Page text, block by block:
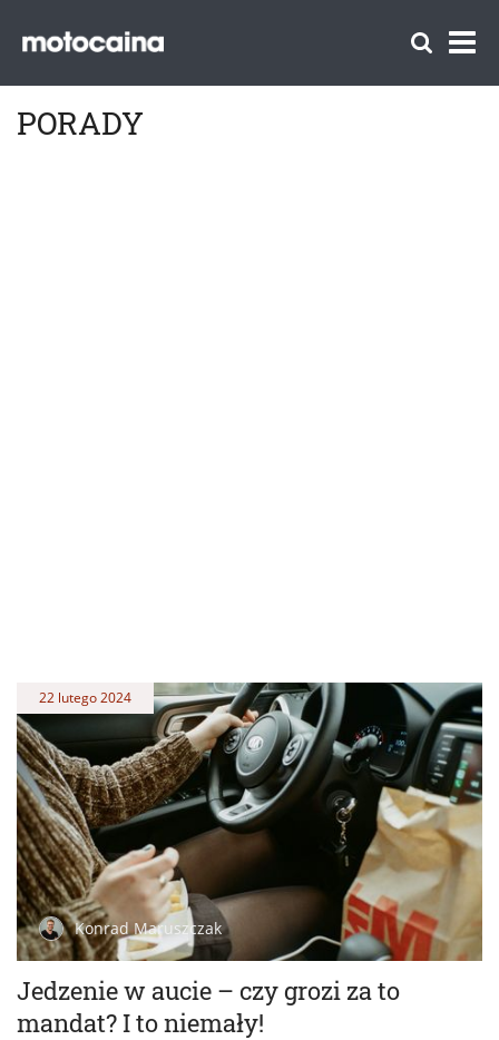
PORADY
Jedzenie w aucie – czy grozi za to
mandat? I to niemały!
22 lutego 2024
Konrad Maruszczak